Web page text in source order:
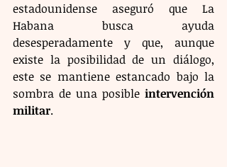
estadounidense aseguró que La
Habana busca ayuda
desesperadamente y que, aunque
existe la posibilidad de un diálogo,
este se mantiene estancado bajo la
sombra de una posible intervención
militar.